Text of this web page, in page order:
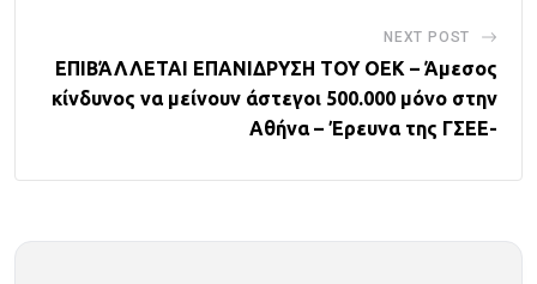
NEXT POST
ΕΠΙΒΆΛΛΕΤΑΙ ΕΠΑΝΙΔΡΥΣΗ ΤΟΥ ΟΕΚ – Άμεσος
κίνδυνος να μείνουν άστεγοι 500.000 μόνο στην
Αθήνα – Έρευνα της ΓΣΕΕ-